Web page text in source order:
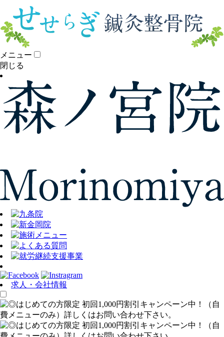
メニュー
閉じる
求人・会社情報